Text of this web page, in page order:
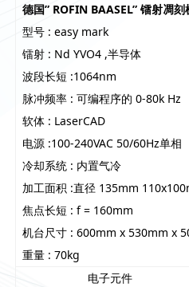
德国” ROFIN BAASEL” 镭射凋刻
型号 : easy mark
镭射 : Nd YVO4 ,半导体
波段长短 :1064nm
脉冲频率 : 可编程序的 0-80k Hz
软体 : LaserCAD
电源 :100-240VAC 50/60Hz单相
冷却系统 : 内置气冷
加工面积 :直径 135mm
焦点长短 : f = 160mm
机台尺寸 : 600mm x 530mm x
重量 : 70kg
电子元件